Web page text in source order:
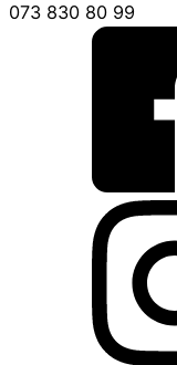
073 830 80 99